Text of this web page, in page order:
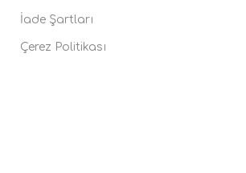
İade Şartları
Çerez Politikası